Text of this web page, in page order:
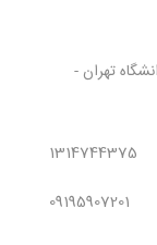
تهران -
1314744375
09195907201